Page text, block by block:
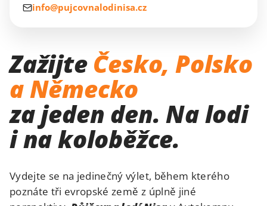
Zažijte Česko, Polsko
a Německo
za jeden den. Na lodi
i na koloběžce.
Vydejte se na jedinečný výlet, během kterého
poznáte tři evropské země z úplně jiné
info@pujcovnalodinisa.cz